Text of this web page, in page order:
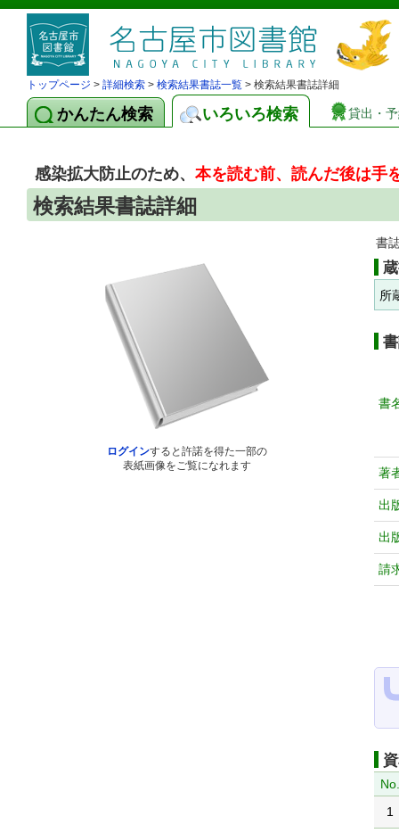
トップページ > 詳細検索 > 検索結果書誌一覧 > 検索結果書誌詳細
かんたん検索 いろいろ検索 貸出・
感染拡大防止のため、本を読む前、読んだ後は手
検索結果書誌詳細
ログインすると許諾を得た一部の
表紙画像をご覧になれます
書
所
書
著
出
出
請
1